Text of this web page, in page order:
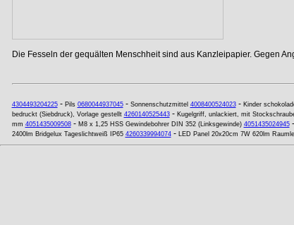
Die Fesseln der gequälten Menschheit sind aus Kanzleipapier. Gegen
4304493204225- Pils 0680044937045- Sonnenschutzmittel 4008400524023- Kinder
bedruckt (Siebdruck), Vorlage gestellt 4260140525443- Kugelgriff, unlackiert, mit
mm 4051435009508- M8 x 1,25 HSS Gewindebohrer DIN 352 (Linksgewinde) 4051435024945-
2400lm Bridgelux Tageslichtweiß IP65 4260339994074- LED Panel 20x20cm 7W 620lm